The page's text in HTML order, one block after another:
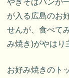
やきそばパンが
が入る広島のお
せんが、食べて
み焼き)がやはり
お好み焼きのト